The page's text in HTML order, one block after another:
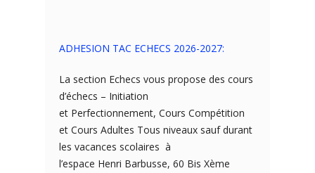
ADHESION TAC ECHECS 2026-2027:
La section Echecs vous propose des cours
d’échecs – Initiation
et Perfectionnement, Cours Compétition
et Cours Adultes Tous niveaux sauf durant
les vacances scolaires à
l’espace Henri Barbusse, 60 Bis Xème